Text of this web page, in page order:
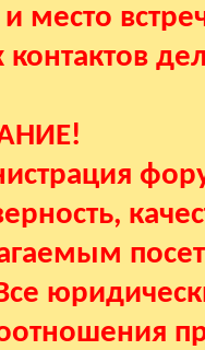
место
контактов